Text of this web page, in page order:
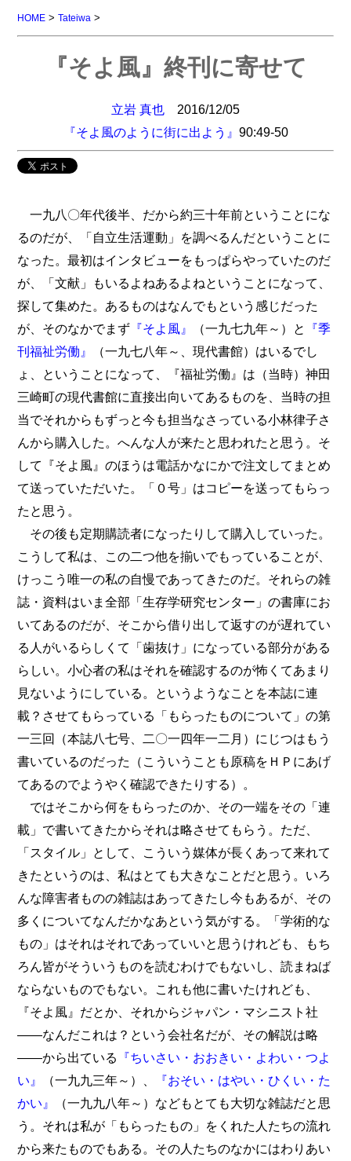
HOME >Tateiwa >
『そよ風』終刊に寄せて
立岩 真也 2016/12/05
『そよ風のように街に出よう』 90:49-50
一九八〇年代後半、だから約三十年前ということにな
るのだが、「自立生活運動」を調べるんだということに
なった。最初はインタビューをもっぱらやっていたのだ
が、「文献」もいるよねあるよねということになって、
探して集めた。あるものはなんでもという感じだった
が、そのなかでまず 『そよ風』 （一九七九年～）と
『季
刊福祉労働』
（一九七八年～、現代書館）はいるでし
ょ、ということになって、『福祉労働』は（当時）神田
三崎町の現代書館に直接出向いてあるものを、当時の担
当でそれからもずっと今も担当なさっている小林律子さ
んから購入した。へんな人が来たと思われたと思う。そ
して『そよ風』のほうは電話かなにかで注文してまとめ
て送っていただいた。「０号」はコピーを送ってもらっ
たと思う。
その後も定期購読者になったりして購入していった。
こうして私は、この二つ他を揃いでもっていることが、
けっこう唯一の私の自慢であってきたのだ。それらの雑
誌・資料はいま全部「生存学研究センター」の書庫にお
いてあるのだが、そこから借り出して返すのが遅れてい
る人がいるらしくて「歯抜け」になっている部分がある
らしい。小心者の私はそれを確認するのが怖くてあまり
見ないようにしている。というようなことを本誌に連
載？させてもらっている「もらったものについて」の第
一三回（本誌八七号、二〇一四年一二月）にじつはもう
書いているのだった（こういうことも原稿をＨＰにあげ
てあるのでようやく確認できたりする）。
ではそこから何をもらったのか、その一端をその「連
載」で書いてきたからそれは略させてもらう。ただ、
「スタイル」として、こういう媒体が長くあって来れて
きたというのは、私はとても大きなことだと思う。いろ
んな障害者ものの雑誌はあってきたし今もあるが、その
多くについてなんだかなあという気がする。「学術的な
もの」はそれはそれであっていいと思うけれども、もち
ろん皆がそういうものを読むわけでもないし、読まねば
ならないものでもない。これも他に書いたけれども、
『そよ風』だとか、それからジャパン・マシニスト社
――なんだこれは？という会社名だが、その解説は略
――から出ている
『ちいさい・おおきい・よわい・つよ
い』
（一九九三年～）、
『おそい・はやい・ひくい・た
かい』
（一九九八年～）などもとても大切な雑誌だと思
う。それは私が「もらったもの」をくれた人たちの流れ
から来たものでもある。その人たちのなかにはわりあい